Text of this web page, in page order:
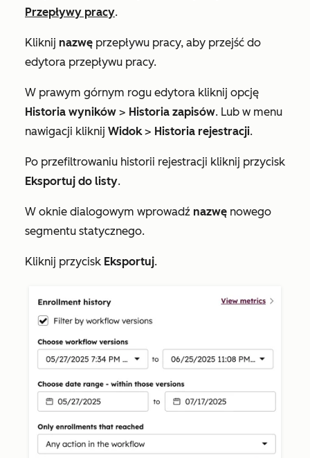
Przepływy pracy.
Kliknij nazwę przepływu pracy, aby przejść do
edytora przepływu pracy.
W prawym górnym rogu edytora kliknij opcję
Historia wyników > Historia zapisów. Lub w menu
nawigacji kliknij Widok> Historia rejestracji.
Po przefiltrowaniu historii rejestracji kliknij przycisk
Eksportuj do listy.
W oknie dialogowym wprowadź nazwę nowego
segmentu statycznego.
Kliknij przycisk Eksportuj.